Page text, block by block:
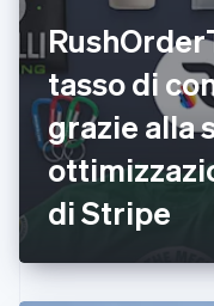
tasso di
grazie alla
di Stripe
Danimarca
English
Emirati Arabi Uniti
English
Estonia
English
Finlandia
Francia
Germania